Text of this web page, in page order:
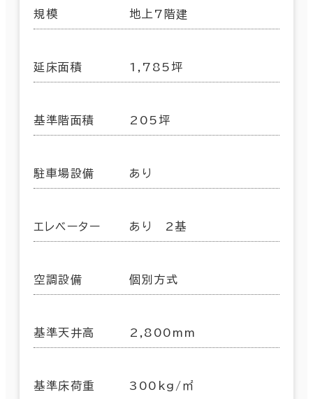
規模 地上7階建
延床面積 1,785坪
基準階面積 205坪
駐車場設備 あり
エレベーター あり 2基
空調設備 個別方式
基準天井高 2,800mm
基準床荷重 300kg/㎡